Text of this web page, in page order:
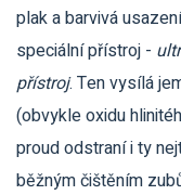
plak a barvivá
speciální přístroj -
přístroj. Ten vysílá
(obvykle oxidu
proud odstraní i ty
běžným čištěním